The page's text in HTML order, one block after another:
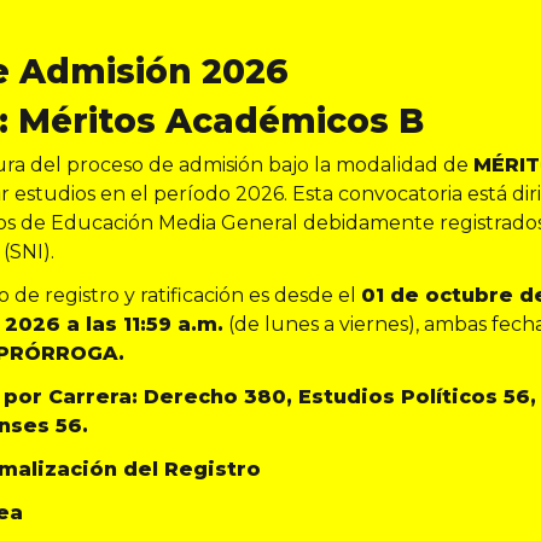
DERECHO
con sólidos principios éticos y
ESTUDIOS POLÍTICOS
y liderazgo para la transformación
ÚLTIMAS NOTICIAS
Admisión 2026
Méritos Académicos B
del proceso de admisión bajo la modalidad de
estudios en el período 2026. Esta convocatoria está
de Educación Media General debidamente
de registro y ratificación es desde el 01 de octubre
a las 11:59 a.m. (de lunes a viernes), ambas
Carrera: Derecho 380, Estudios Políticos
56.
del Registro